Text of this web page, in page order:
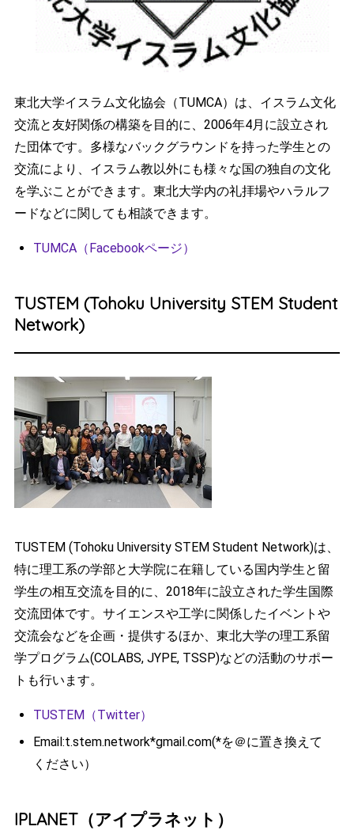
東北大学イスラム文化協会（TUMCA）は、イスラム文化
交流と友好関係の構築を目的に、2006年4月に設立され
た団体です。多様なバックグラウンドを持った学生との
交流により、イスラム教以外にも様々な国の独自の文化
を学ぶことができます。東北大学内の礼拝場やハラルフ
ードなどに関しても相談できます。
TUMCA（Facebookページ）
TUSTEM (Tohoku University STEM Student
Network)
TUSTEM (Tohoku University STEM Student Network)は、
特に理工系の学部と大学院に在籍している国内学生と留
学生の相互交流を目的に、2018年に設立された学生国際
交流団体です。サイエンスや工学に関係したイベントや
交流会などを企画・提供するほか、東北大学の理工系留
学プログラム(COLABS, JYPE, TSSP)などの活動のサポー
トも行います。
TUSTEM（Twitter）
Email:t.stem.network*gmail.com(*を＠に置き換えて
ください）
IPLANET（アイプラネット）